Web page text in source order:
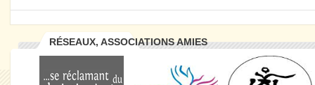
RÉSEAUX, ASSOCIATIONS AMIES